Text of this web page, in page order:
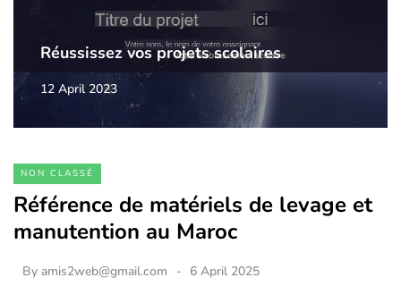
Réussissez vos projets scolaires
12 April 2023
NON CLASSÉ
Référence de matériels de levage et
manutention au Maroc
By amis2web@gmail.com 6 April 2025